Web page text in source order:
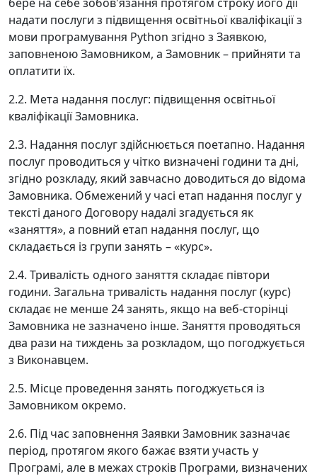
надати послуги з підвищення освітньої кваліфікації з
мови програмування Python згідно з Заявкою,
заповненою Замовником, а Замовник – прийняти та
оплатити їх.
2.2. Мета надання послуг: підвищення освітньої
кваліфікації Замовника.
2.3. Надання послуг здійснюється поетапно. Надання
послуг проводиться у чітко визначені години та дні,
згідно розкладу, який завчасно доводиться до відома
Замовника. Обмежений у часі етап надання послуг у
тексті даного Договору надалі згадується як
«заняття», а повний етап надання послуг, що
складається із групи занять – «курс».
2.4. Тривалість одного заняття складає півтори
години. Загальна тривалість надання послуг (курс)
складає не менше 24 занять, якщо на веб-сторінці
Замовника не зазначено інше. Заняття проводяться
два рази на тиждень за розкладом, що погоджується
з Виконавцем.
2.5. Місце проведення занять погоджується із
Замовником окремо.
2.6. Під час заповнення Заявки Замовник зазначає
період, протягом якого бажає взяти участь у
Програмі, але в межах строків Програми, визначених